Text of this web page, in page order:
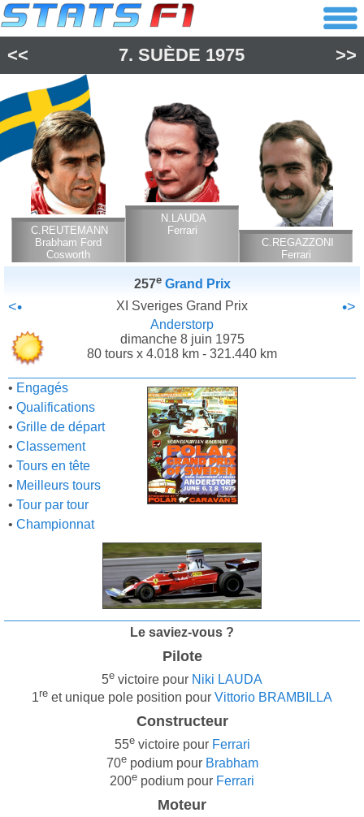
<< 7. SUÈDE 1975 >>
C.REUTEMANN
Brabham Ford
Cosworth
N.LAUDA
Ferrari
C.REGAZZONI
Ferrari
257e Grand Prix
<• XI Sveriges Grand Prix •>
Anderstorp
dimanche 8 juin 1975
80 tours x 4.018 km - 321.440 km
• Engagés
• Qualifications
• Grille de départ
• Classement
• Tours en tête
• Meilleurs tours
• Tour par tour
• Championnat
Le saviez-vous ?
Pilote
5e victoire pour Niki LAUDA
1re et unique pole position pour Vittorio BRAMBILLA
Constructeur
55evictoire pour Ferrari
70epodium pour Brabham
200e podium pour Ferrari
Moteur